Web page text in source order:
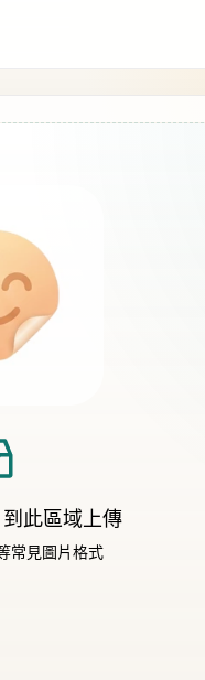
此區域上傳
常見圖片格式